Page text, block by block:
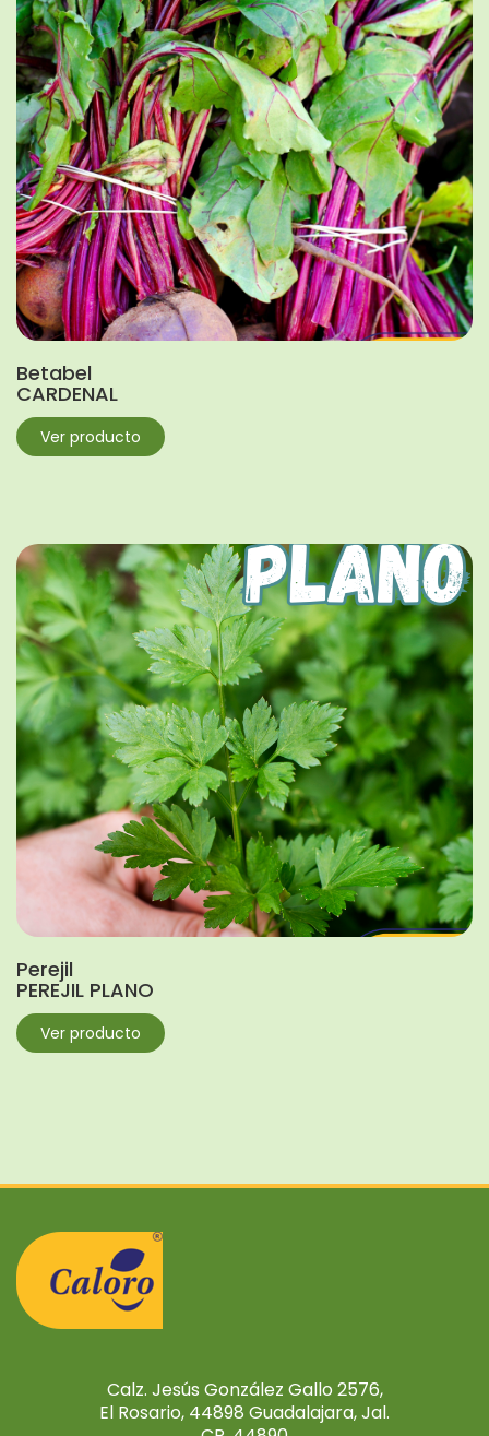
Betabel
CARDENAL
Ver producto
Perejil
PEREJIL PLANO
Ver producto
Calz. Jesús González Gallo 2576,
El Rosario, 44898 Guadalajara, Jal.